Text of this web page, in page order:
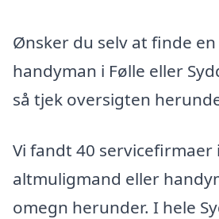
Ønsker du selv at finde
handyman i Følle eller
så tjek oversigten
Vi fandt 40 servicefirmaer
altmuligmand eller
omegn herunder. I hele